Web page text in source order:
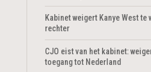
Kabinet weigert Kanye West te
rechter
CJO eist van het kabinet:
toegang tot Nederland